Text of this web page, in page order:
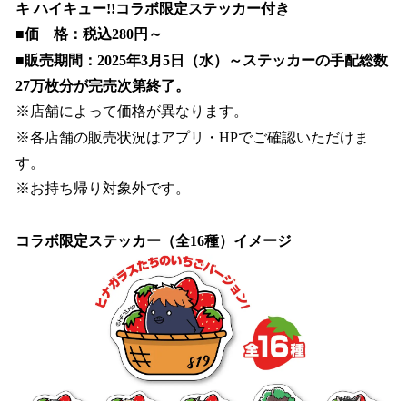
キ ハイキュー!!コラボ限定ステッカー付き
■価 格：税込280円～
■販売期間：2025年3月5日（水）～ステッカーの手配総数
27万枚分が完売次第終了。
※店舗によって価格が異なります。
※各店舗の販売状況はアプリ・HPでご確認いただけま
す。
※お持ち帰り対象外です。
コラボ限定ステッカー（全16種）イメージ